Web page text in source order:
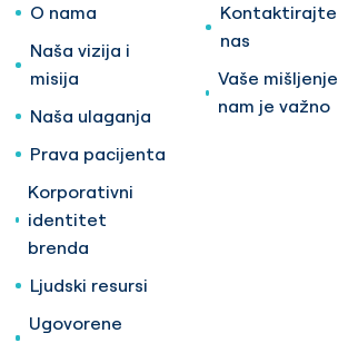
O nama
Naša vizija i
misija
Naša ulaganja
Prava pacijenta
Korporativni
identitet
brenda
Ljudski resursi
Ugovorene
Kontaktirajte
nas
Vaše mišljenje
nam je važno